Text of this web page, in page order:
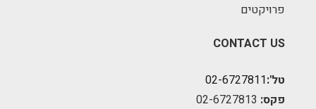
פרויקטים
CONTACT US
טל':02-6727811
פקס: